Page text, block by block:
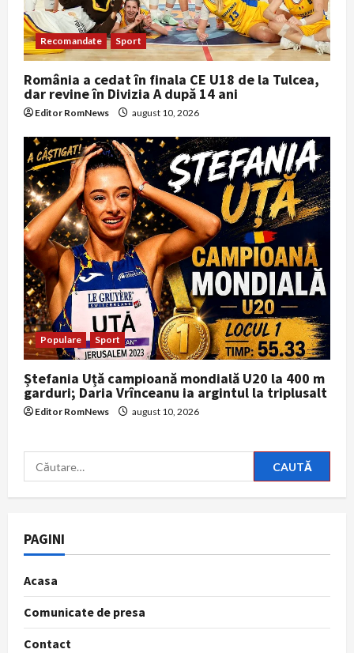
Recomandate Sport
România a cedat în finala CE U18 de la Tulcea,
dar revine în Divizia A după 14 ani
Editor RomNews august 10, 2026
Populare Sport
Ștefania Uță campioană mondială U20 la 400 m
garduri; Daria Vrînceanu ia argintul la triplusalt
Editor RomNews august 10, 2026
Caută
după:
PAGINI
Acasa
Comunicate de presa
Contact